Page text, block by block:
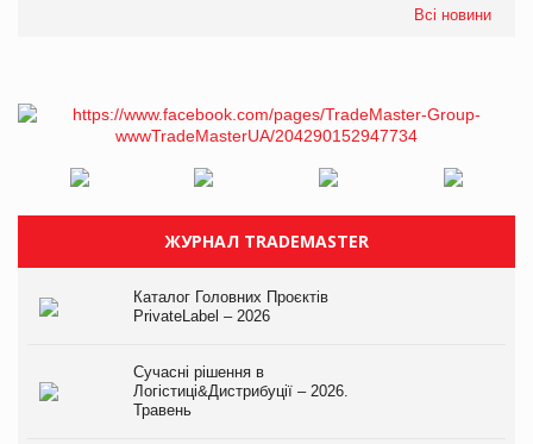
Всі новини
ЖУРНАЛ TRADEMASTER
Каталог Головних Проєктів
PrivateLabel – 2026
Сучасні рішення в
Логістиці&Дистрибуції – 2026.
Травень